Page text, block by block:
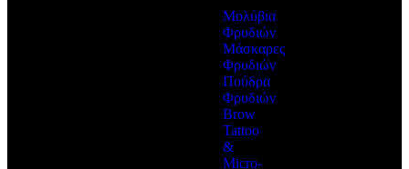
Μολύβια
Φρυδιών
Μάσκαρες
Φρυδιών
Πούδρα
Φρυδιών
Brow
Tattoo
&
Micro-